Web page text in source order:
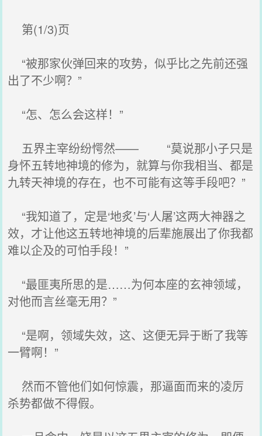
第(1/3)页
“被那家伙弹回来的攻势，似乎比之先前还强
出了不少啊？”
“怎、怎么会这样！”
五界主宰纷纷愕然—— “莫说那小子只是
身怀五转地神境的修为，就算与你我相当、都是
九转天神境的存在，也不可能有这等手段吧？”
“我知道了，定是‘地炙’与‘人屠’这两大神器之
效，才让他这五转地神境的后辈施展出了你我都
难以企及的可怕手段！”
“最匪夷所思的是……为何本座的玄神领域，
对他而言丝毫无用？”
“是啊，领域失效，这、这便无异于断了我等
一臂啊！”
然而不管他们如何惊震，那逼面而来的凌厉
杀势都做不得假。